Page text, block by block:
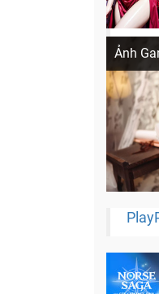
Ảnh